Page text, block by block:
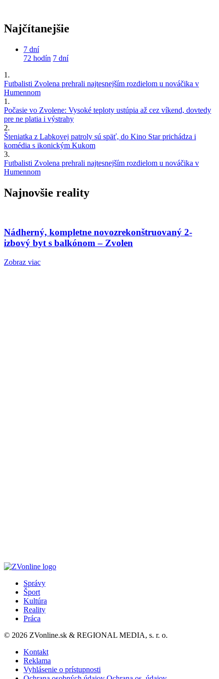
Najčítanejšie
7 dní
72 hodín 7 dní
1.
Futbalisti Zvolena prehrali najtesnejším rozdielom u nováčika v
Humennom
1.
Počasie vo Zvolene: Vysoké teploty ustúpia až cez víkend, dovtedy
pre ne platia i výstrahy
2.
Šteniatka z Labkovej patroly sú späť, do Kino Star prichádza i
komédia s ikonickým Kukom
3.
Futbalisti Zvolena prehrali najtesnejším rozdielom u nováčika v
Humennom
Najnovšie reality
Nádherný, kompletne novozrekonštruovaný 2-
izbový byt s balkónom – Zvolen
Zobraz viac
Správy
Šport
Kultúra
Reality
Práca
© 2026 ZVonline.sk & REGIONAL MEDIA, s. r. o.
Kontakt
Reklama
Vyhlásenie o prístupnosti